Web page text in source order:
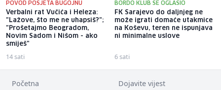
POVOD POSJETA BUGOJNU
Verbalni rat Vučića i Heleza:
"Lažove, što me ne uhapsiš?";
"Prošetajmo Beogradom,
Novim Sadom i Nišom - ako
smiješ"
14 sati
BORDO KLUB SE OGLASIO
FK Sarajevo do daljnjeg ne
može igrati domaće utakmice
na Koševu, teren ne ispunjava
ni minimalne uslove
6 sati
Početna Dojavite vijest